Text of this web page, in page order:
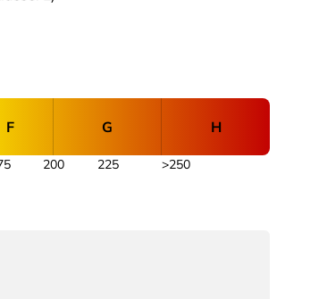
F G H
200 225 >250